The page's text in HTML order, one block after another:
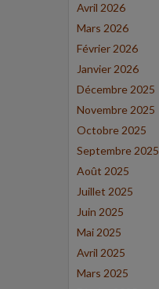
Avril 2026
Mars 2026
Février 2026
Janvier 2026
Décembre 2025
Novembre 2025
Octobre 2025
Septembre 2025
Août 2025
Juillet 2025
Juin 2025
Mai 2025
Avril 2025
Mars 2025